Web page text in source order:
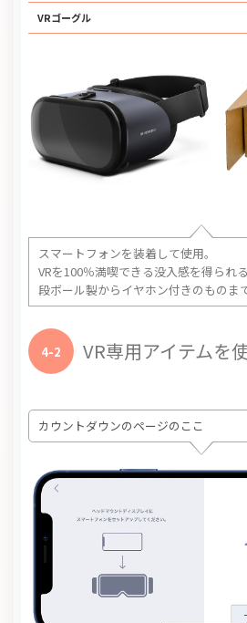
VRゴーグル
スマートフォンを装着して使用。
VRを100％満喫できる没入感を得られ
段ボール製からイヤホン付きのものま
4-2 VR専用アイテムを
カウントダウンのページのここ